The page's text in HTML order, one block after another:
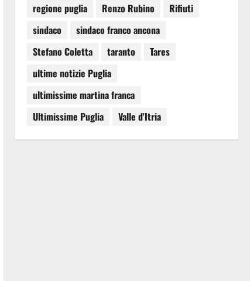
regione puglia
Renzo Rubino
Rifiuti
sindaco
sindaco franco ancona
Stefano Coletta
taranto
Tares
ultime notizie Puglia
ultimissime martina franca
Ultimissime Puglia
Valle d'Itria